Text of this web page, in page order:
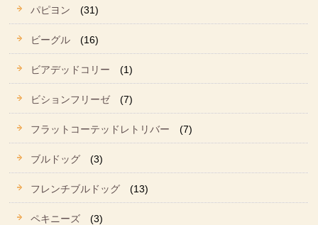
パピヨン (31)
ビーグル (16)
ビアデッドコリー (1)
ビションフリーゼ (7)
フラットコーテッドレトリバー (7)
ブルドッグ (3)
フレンチブルドッグ (13)
ペキニーズ (3)